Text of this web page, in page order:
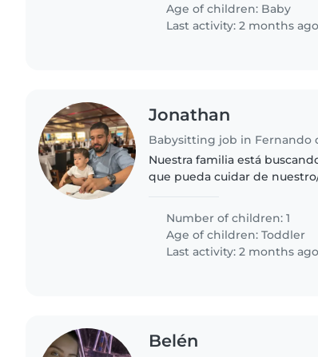
Age of children: Baby
Last activity: 2 months ago
Jonathan
Babysitting job in Fernando
Nuestra familia está
que pueda cuidar de
Number of children: 1
Age of children:Toddler
Last activity: 2 months ago
Belén